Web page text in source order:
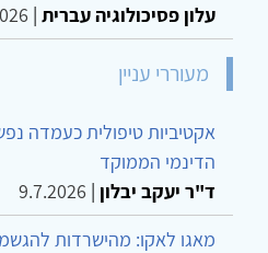
עלון פסיכולוגיה עברית |
מעוררי עניין
אקטיביות טיפולית כעמדה
הדינמי הממוקד
ד"ר יעקב יבלון |
9.7.2026
מאגו לאקו: מהישרדות